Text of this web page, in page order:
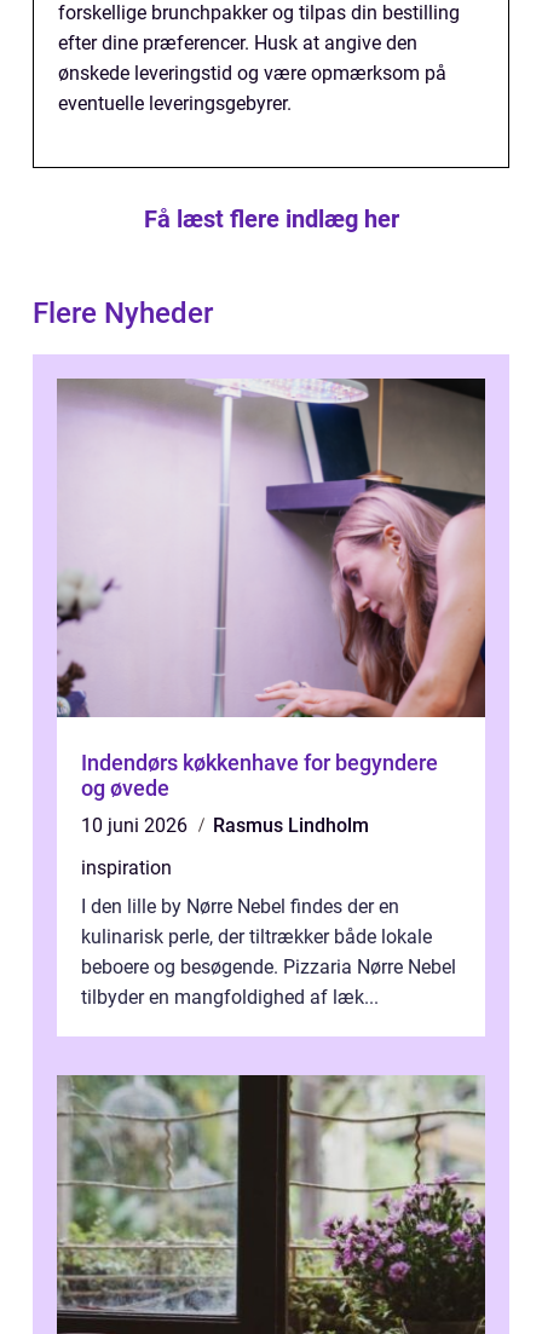
forskellige brunchpakker og tilpas din bestilling
efter dine præferencer. Husk at angive den
ønskede leveringstid og være opmærksom på
eventuelle leveringsgebyrer.
Få læst flere indlæg her
Flere Nyheder
Indendørs køkkenhave for begyndere
og øvede
10 juni 2026
Rasmus Lindholm
inspiration
I den lille by Nørre Nebel findes der en
kulinarisk perle, der tiltrækker både lokale
beboere og besøgende. Pizzaria Nørre Nebel
tilbyder en mangfoldighed af læk...